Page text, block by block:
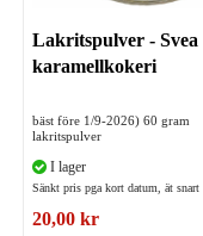
Lakritspulver - Svea
karamellkokeri
bäst före 1/9-2026) 60 gram
lakritspulver
I lager
Sänkt pris pga kort datum, ät snart
20,00 kr